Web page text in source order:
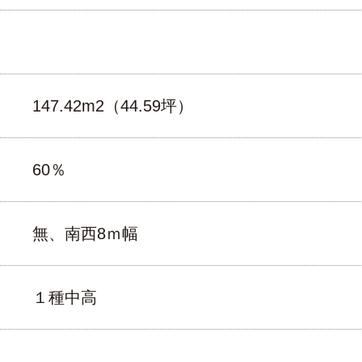
147.42m2（44.59坪）
60％
無、南西8ｍ幅
１種中高